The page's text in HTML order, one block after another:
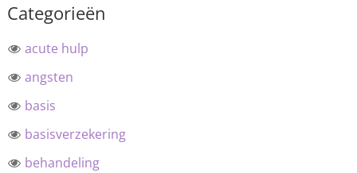
Categorieën
acute hulp
angsten
basis
basisverzekering
behandeling